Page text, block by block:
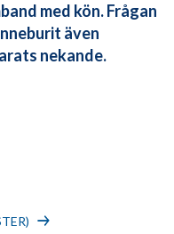
med kön. Frågan
även
nekande.